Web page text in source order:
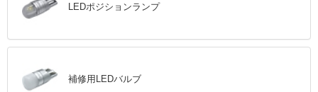
LEDポジションランプ
補修用LEDバルブ